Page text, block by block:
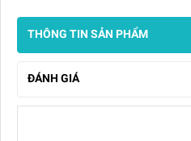
THÔNG TIN SẢN PHẨM
ĐÁNH GIÁ